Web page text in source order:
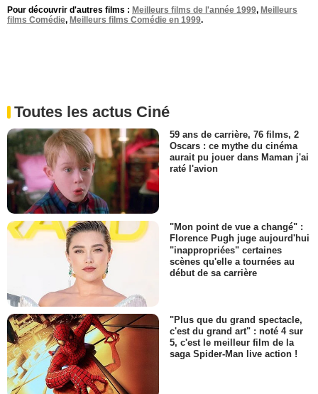
Pour découvrir d'autres films : Meilleurs films de l'année 1999, Meilleurs
films Comédie, Meilleurs films Comédie en 1999.
Toutes les actus Ciné
59 ans de carrière, 76 films, 2
Oscars : ce mythe du cinéma
aurait pu jouer dans Maman j'ai
raté l'avion
"Mon point de vue a changé" :
Florence Pugh juge aujourd'hui
"inappropriées" certaines
scènes qu'elle a tournées au
début de sa carrière
"Plus que du grand spectacle,
c'est du grand art" : noté 4 sur
5, c'est le meilleur film de la
saga Spider-Man live action !